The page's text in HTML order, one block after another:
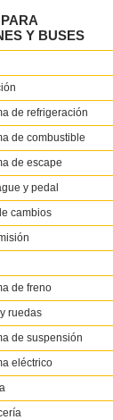
Y BUSES
de refrigeración
de combustible
de escape
y pedal
cambios
de freno
ruedas
de suspensión
eléctrico